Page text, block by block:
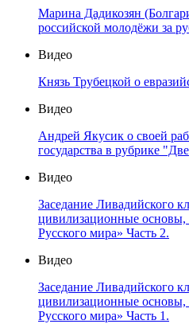
Марина Дадикозян
российской молодёжи за
Видео
Князь Трубецкой о
Видео
Андрей Якусик о своей
государства в рубрике
Видео
Заседание Ливадийского
цивилизационные
Русского мира» Часть 2.
Видео
Заседание Ливадийского
цивилизационные
Русского мира» Часть 1.